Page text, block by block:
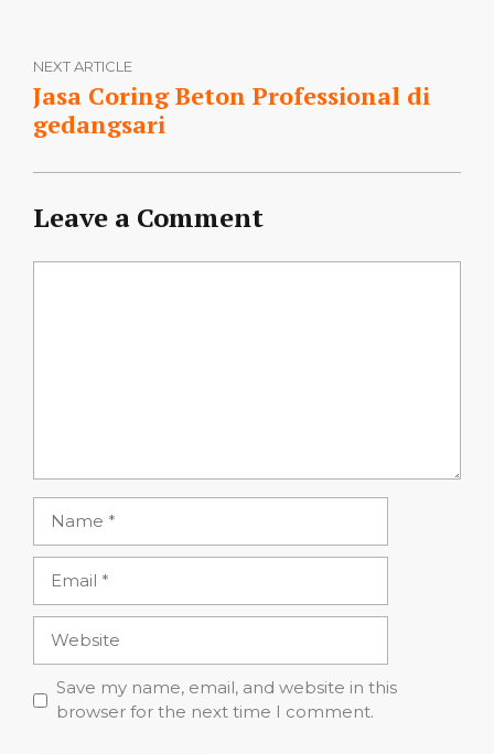
NEXT ARTICLE
Jasa Coring Beton Professional di
gedangsari
Leave a Comment
Save my name, email, and website in this
browser for the next time I comment.